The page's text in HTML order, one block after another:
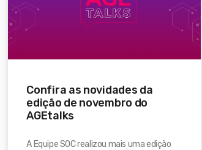
Confira as novidades da
edição de novembro do
AGEtalks
A Equipe SOC realizou mais uma edição